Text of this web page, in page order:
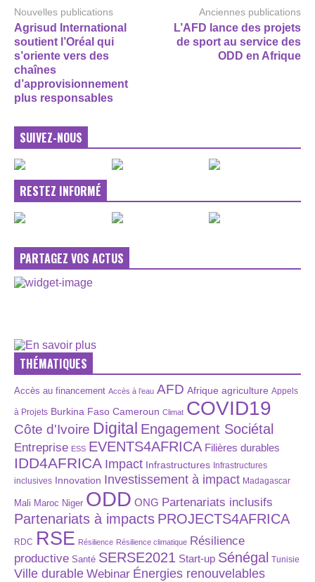
Nouvelles publications
Agrisud International
soutient l’Oréal qui
s’oriente vers des
chaînes
d’approvisionnement
plus responsables
Anciennes publications
L’AFD lance des projets
de sport au service des
ODD en Afrique
SUIVEZ-NOUS
RESTEZ INFORMÉ
PARTAGEZ VOS ACTUS
THÉMATIQUES
Accès au financement Accès à l’eau AFD Afrique agriculture Appels
à Projets Burkina Faso Cameroun Climat COVID19
Côte d'Ivoire Digital Engagement Sociétal
Entreprise ESS EVENTS4AFRICA Filières durables
IDD4AFRICA Impact Infrastructures Infrastructures
inclusives Innovation Investissement à impact Madagascar
Mali Maroc Niger ODD ONG Partenariats inclusifs
Partenariats à impacts PROJECTS4AFRICA
RDC RSE Résilience Résilience climatique Résilience
productive Santé SERSE2021 Start-up Sénégal Tunisie
Ville durable Webinar Énergies renouvelables